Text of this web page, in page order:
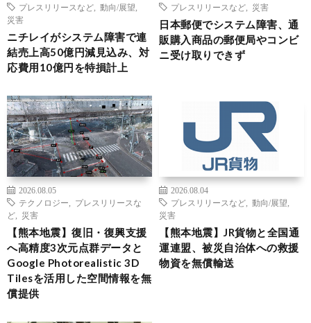
プレスリリースなど
動向/展望
災害
ニチレイがシステム障害で連
結売上高50億円減見込み、対
応費用10億円を特損計上
プレスリリースなど
災害
日本郵便でシステム障害、通
販購入商品の郵便局やコンビ
ニ受け取りできず
2026.08.05
テクノロジー
プレスリリースな
ど
災害
【熊本地震】復旧・復興支援
へ高精度3次元点群データと
Google Photorealistic 3D
Tilesを活用した空間情報を無
償提供
2026.08.04
プレスリリースなど
動向/展望
災害
【熊本地震】JR貨物と全国通
運連盟、被災自治体への救援
物資を無償輸送